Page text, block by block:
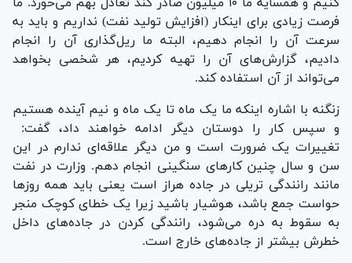
فرصت زیادی برای اینکار (افزایش تولید نفت) نداریم و باید به
سرعت آن را انجام دهیم، البته ما ریل‌گذاری آن را انجام
دادیم، گزارش‌های آن را تهیه کردیم، هر شخصی بخواهد
می‌تواند از آن استفاده کند.
زنگنه با اشاره اینکه ما یک ماه تا یک ماه و نیم آینده هستیم
و سپس کار را دوستان دیگر ادامه خواهند داد، گفت:
تغییرات یک ضرورت است و من دیگر علاقه‌ای ندارم در این
سن و سال چنین کارهای سنگینی انجام دهم. وزارت در نفت
مانند رانندگی تریلی در جاده هراز است یعنی باید همه روزها
حواست جمع باشد، هوشیار باشید زیرا یک خطای کوچک منجر
به سقوط به دره می‌شود، رانندگی کردن در جاده‌های داخل
خطرش بیشتر از جاده‌های خارج است.